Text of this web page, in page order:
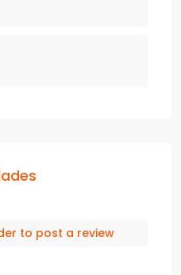
to post a review